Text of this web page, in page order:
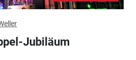
Jubiläum